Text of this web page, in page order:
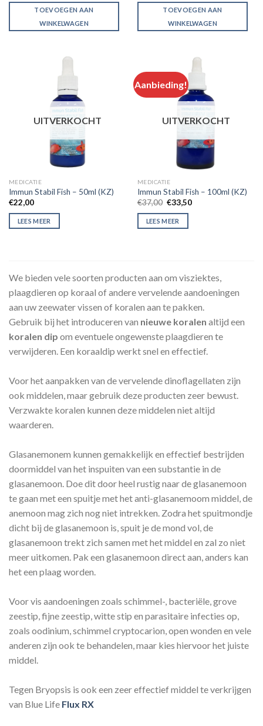
was:
€7,50.
is:
€6,50.
TOEVOEGEN AAN
WINKELWAGEN
was:
€6,95.
is:
€5,95.
TOEVOEGEN AAN
WINKELWAGEN
UITVERKOCHT
MEDICATIE
Immun Stabil Fish – 50ml (KZ)
€22,00
LEES MEER
Aanbieding!
UITVERKOCHT
MEDICATIE
Immun Stabil Fish – 100ml (KZ)
€37,00 Original
price
was:
€37,00.
€33,50Current
LEES MEER
We bieden vele soorten producten aan om visziektes,
plaagdieren op koraal of andere vervelende aandoeningen
aan uw zeewater vissen of koralen aan te pakken.
Gebruik bij het introduceren van nieuwe koralen altijd een
koralen dip om eventuele ongewenste plaagdieren te
verwijderen. Een koraaldip werkt snel en effectief.
Voor het aanpakken van de vervelende dinoflagellaten zijn
ook middelen, maar gebruik deze producten zeer bewust.
Verzwakte koralen kunnen deze middelen niet altijd
waarderen.
Glasanemonem kunnen gemakkelijk en effectief bestrijden
doormiddel van het inspuiten van een substantie in de
glasanemoon. Doe dit door heel rustig naar de glasanemoon
te gaan met een spuitje met het anti-glasanemoom middel, de
anemoon mag zich nog niet intrekken. Zodra het spuitmondje
dicht bij de glasanemoon is, spuit je de mond vol, de
glasanemoon trekt zich samen met het middel en zal zo niet
meer uitkomen. Pak een glasanemoon direct aan, anders kan
het een plaag worden.
Voor vis aandoeningen zoals schimmel-, bacteriële, grove
zeestip, fijne zeestip, witte stip en parasitaire infecties op,
zoals oodinium, schimmel cryptocarion, open wonden en vele
anderen zijn ook te behandelen, maar kies hiervoor het juiste
middel.
Tegen Bryopsis is ook een zeer effectief middel te verkrijgen
van Blue Life Flux RX